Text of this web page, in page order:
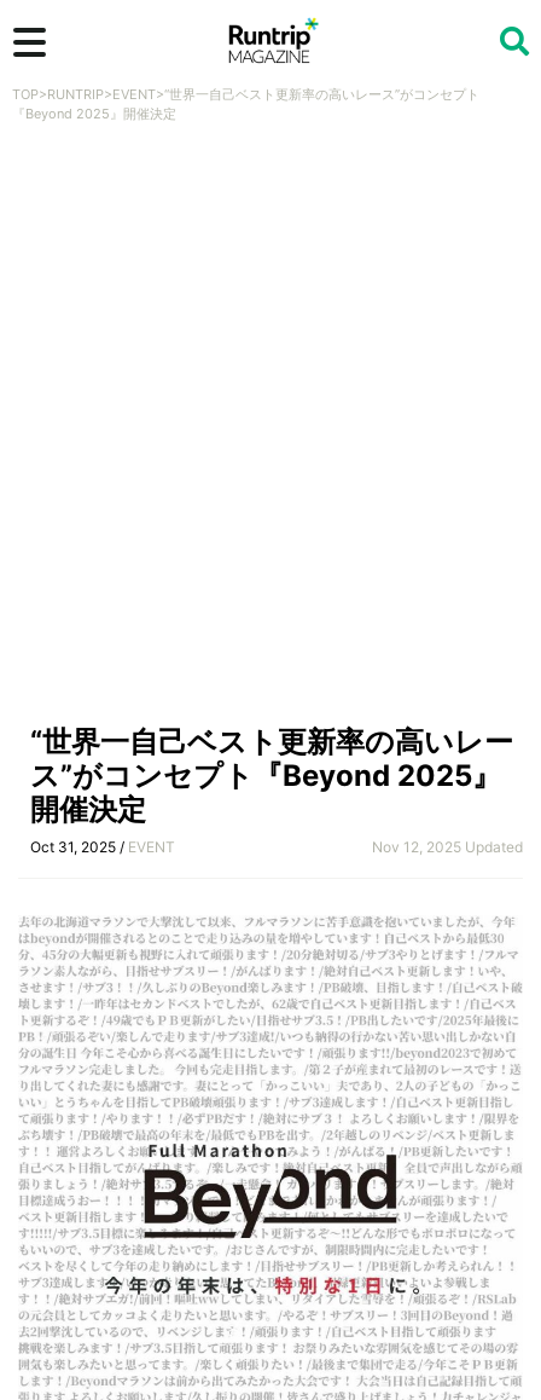
TOP>RUNTRIP>EVENT>“世界一自己ベスト更新率の高いレース”がコンセプト
『Beyond 2025』開催決定
“世界一自己ベスト更新率の高いレー
ス”がコンセプト『Beyond 2025』
開催決定
Oct 31, 2025 / EVENT Nov 12, 2025 Updated